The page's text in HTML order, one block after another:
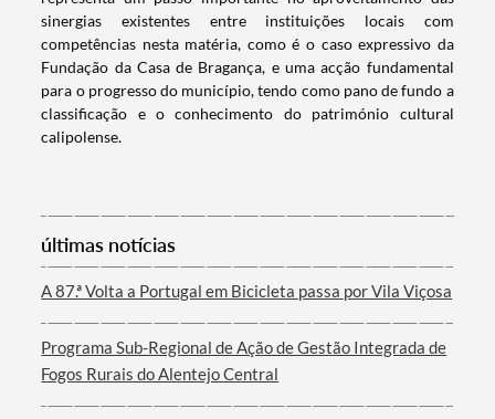
Categorias gerais
sinergias existentes entre instituições locais com
competências nesta matéria, como é o caso expressivo da
Fundação da Casa de Bragança, e uma acção fundamental
para o progresso do município, tendo como pano de fundo a
classificação e o conhecimento do património cultural
calipolense.
últimas notícias
A 87.ª Volta a Portugal em Bicicleta passa por Vila Viçosa
Programa Sub-Regional de Ação de Gestão Integrada de
Fogos Rurais do Alentejo Central